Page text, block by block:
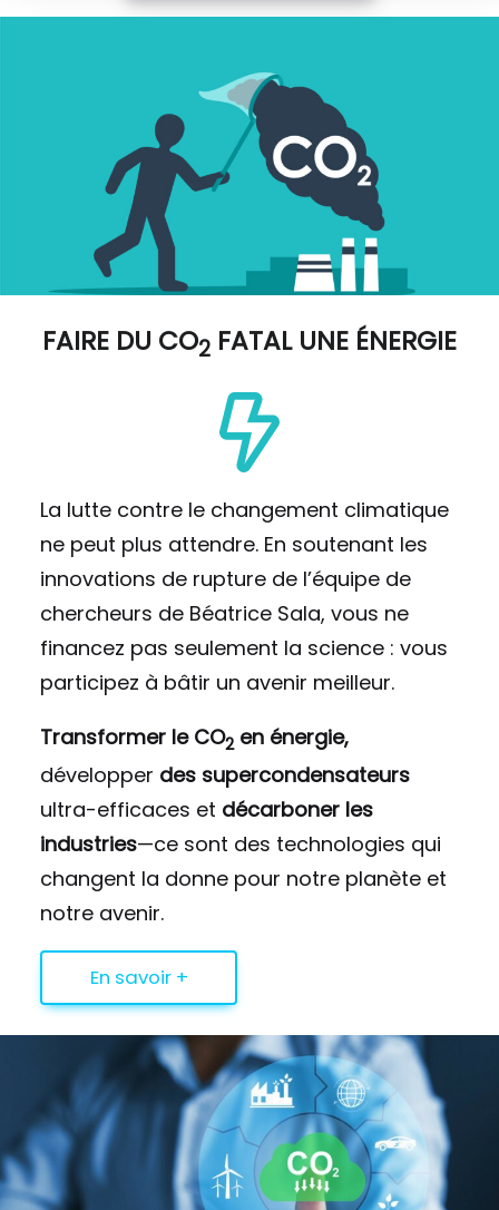
FAIRE DU CO2 FATAL UNE ÉNERGIE
La lutte contre le changement climatique
ne peut plus attendre. En soutenant les
innovations de rupture de l’équipe de
chercheurs de Béatrice Sala, vous ne
financez pas seulement la science : vous
participez à bâtir un avenir meilleur.
Transformer le CO2 en énergie,
développer des supercondensateurs
ultra-efficaces et décarboner les
industries—ce sont des technologies qui
changent la donne pour notre planète et
notre avenir.
En savoir +